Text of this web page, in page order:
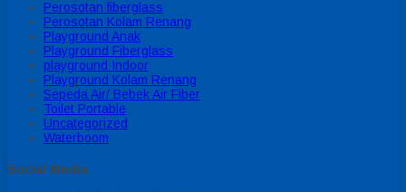
Perosotan fiberglass
Perosotan Kolam Renang
Playground Anak
Playground Fiberglass
playground Indoor
Playground Kolam Renang
Sepeda Air/ Bebek Air Fiber
Toilet Portable
Uncategorized
Waterboom
Social Media